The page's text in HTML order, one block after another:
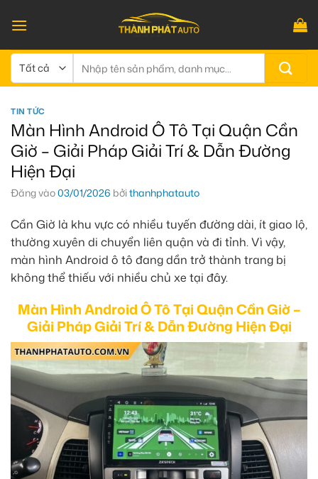
qua
dung
kiếm:
TIN TỨC
Màn Hình Android Ô Tô Tại Quận Cần
Giờ – Giải Pháp Giải Trí & Dẫn Đường
Hiện Đại
Đăng vào03/01/2026 bởithanhphatauto
Cần Giờ là khu vực có nhiều tuyến đường dài, ít giao lộ,
thường xuyên di chuyển liên quận và đi tỉnh. Vì vậy,
màn hình Android ô tô đang dần trở thành trang bị
không thể thiếu với nhiều chủ xe tại đây.
Màn Hình Android Ô Tô Tại Quận Cần Giờ –
Giải Pháp Giải Trí & Dẫn Đường Hiện Đại